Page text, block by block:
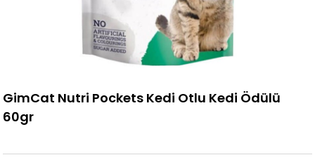
GimCat Nutri Pockets Kedi Otlu Kedi Ödülü
60gr